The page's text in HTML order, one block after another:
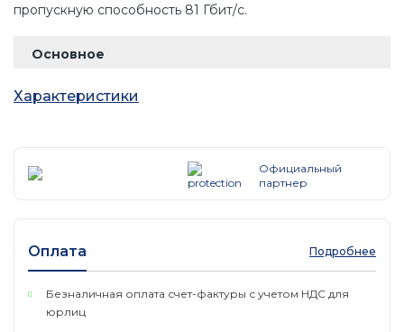
пропускную способность 81 Гбит/с.
Основное
Тип
8 x SFP+
Архитектура ARM 32bit
Процессор
Характеристики
Официальный
партнер
Оплата Подробнее
Безналичная оплата счет-фактуры с учетом НДС для
юрлиц